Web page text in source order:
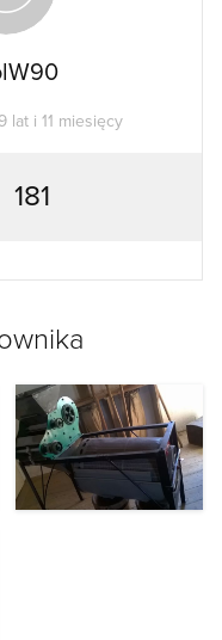
lat i 11 miesięcy
181